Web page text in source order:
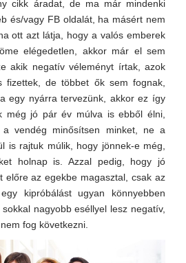
cikk áradat, de ma már mindenki
és/vagy FB oldalát, ha másért nem
ott azt látja, hogy a valós emberek
elégedetlen, akkor már el sem
akik negatív véleményt írtak, azok
fizettek, de többet ők sem fognak,
egy nyárra tervezünk, akkor ez így
még jó pár év múlva is ebből élni,
vendég minősítsen minket, ne a
is rajtuk múlik, hogy jönnek-e még,
holnap is. Azzal pedig, hogy jó
előre az egekbe magasztal, csak az
kipróbálást ugyan könnyebben
nagyobb eséllyel lesz negatív,
fog következni.